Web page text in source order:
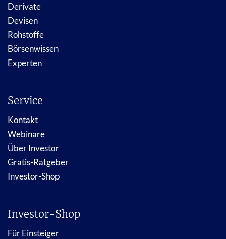
Derivate
Devisen
Rohstoffe
Börsenwissen
Experten
Service
Kontakt
Webinare
Über Investor
Gratis-Ratgeber
Investor-Shop
Investor-Shop
Für Einsteiger